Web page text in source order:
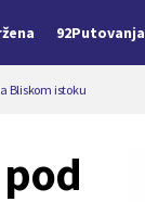
92Putovanja
Bliskom istoku